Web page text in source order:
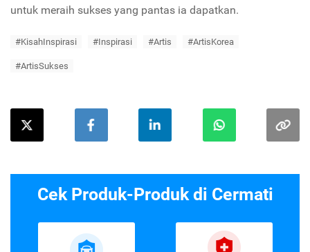
untuk meraih sukses yang pantas ia dapatkan.
#KisahInspirasi #Inspirasi #Artis #ArtisKorea
#ArtisSukses
Cek Produk-Produk di Cermati